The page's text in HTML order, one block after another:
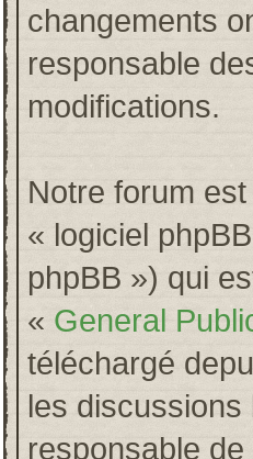
changements
responsable
modifications.
Notre forum
« logiciel
phpBB ») qui
« General
téléchargé
les discussions
responsable